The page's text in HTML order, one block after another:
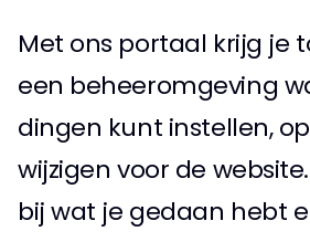
Met ons portaal krijg je
een beheeromgeving
dingen kunt instellen,
wijzigen voor de
bij wat je gedaan hebt